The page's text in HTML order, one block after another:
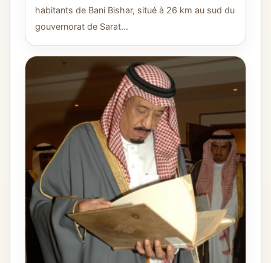
habitants de Bani Bishar, situé à 26 km au sud du
gouvernorat de Sarat...